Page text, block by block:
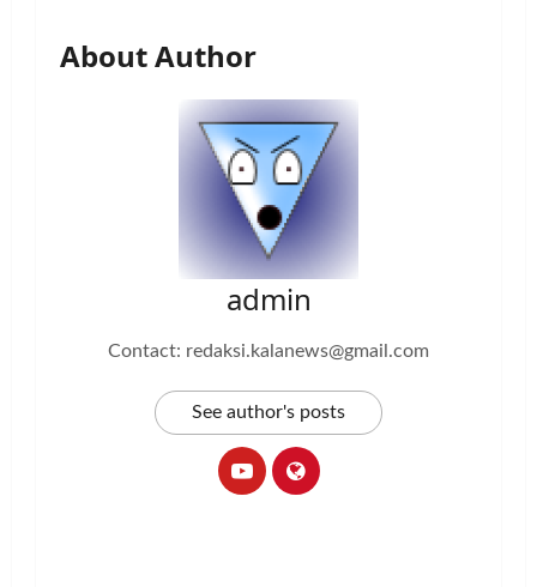
About Author
admin
Contact: redaksi.kalanews@gmail.com
See author's posts